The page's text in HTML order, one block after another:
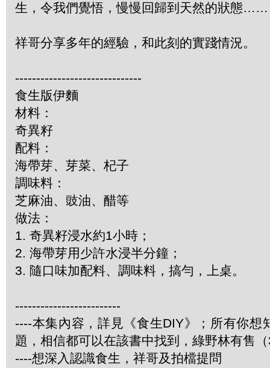
生，令我們覺悟，慢慢回歸到天然的狀態……
祥哥分享多年的經驗，和此刻的實踐情況。
------------------------------
食生版伊麵
材料：
奇異籽
配料：
海帶芽、芽菜、杞子
調味料：
芝麻油、豉油、醋等
做法：
1. 奇異籽浸水約1小時；
2. 海帶芽用少許水浸半分鐘；
3. 隨口味加配料、調味料，搞勻，上桌。
-------------------------
----本集內容，詳見《食生DIY》；所有你想
題，相信都可以在該書中找到，綠野林有售
----想深入認識食生，祥哥及拍檔提問